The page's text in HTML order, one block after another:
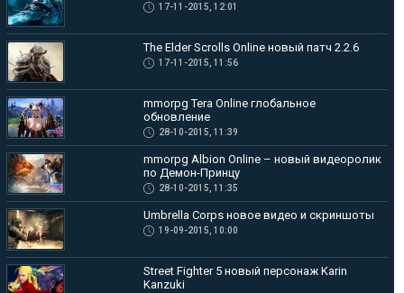
17-11-2015, 12:01
The Elder Scrolls Online новый патч 2.2.6
17-11-2015, 11:56
mmorpg Tera Online глобальное
обновление
28-10-2015, 11:39
mmorpg Albion Online – новый видеоролик
по Демон-Принцу
28-10-2015, 11:35
Umbrella Corps новое видео и скриншоты
19-09-2015, 10:00
Street Fighter 5 новый персонаж Karin
Kanzuki